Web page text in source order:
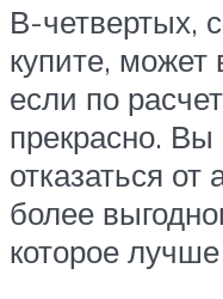
В-четвертых,
купите,
если по
прекрасно. Вы
отказаться
более
которое